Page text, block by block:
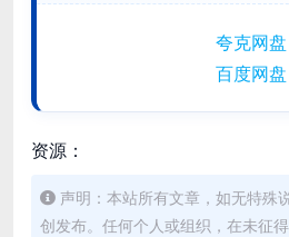
夸克网盘
百度网盘
资源：
声明：本站所有文章，如无特殊
创发布。任何个人或组织，在未征